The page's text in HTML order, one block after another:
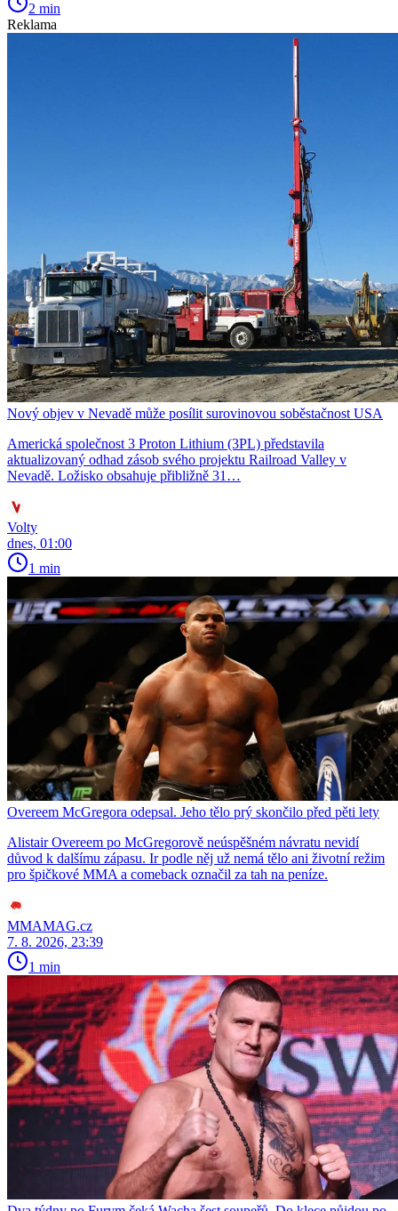
2 min
Reklama
Nový objev v Nevadě může posílit surovinovou soběstačnost USA
Americká společnost 3 Proton Lithium (3PL) představila
aktualizovaný odhad zásob svého projektu Railroad Valley v
Nevadě. Ložisko obsahuje přibližně 31…
Volty
dnes, 01:00
1 min
Overeem McGregora odepsal. Jeho tělo prý skončilo před pěti lety
Alistair Overeem po McGregorově neúspěšném návratu nevidí
důvod k dalšímu zápasu. Ir podle něj už nemá tělo ani životní režim
pro špičkové MMA a comeback označil za tah na peníze.
MMAMAG.cz
7. 8. 2026, 23:39
1 min